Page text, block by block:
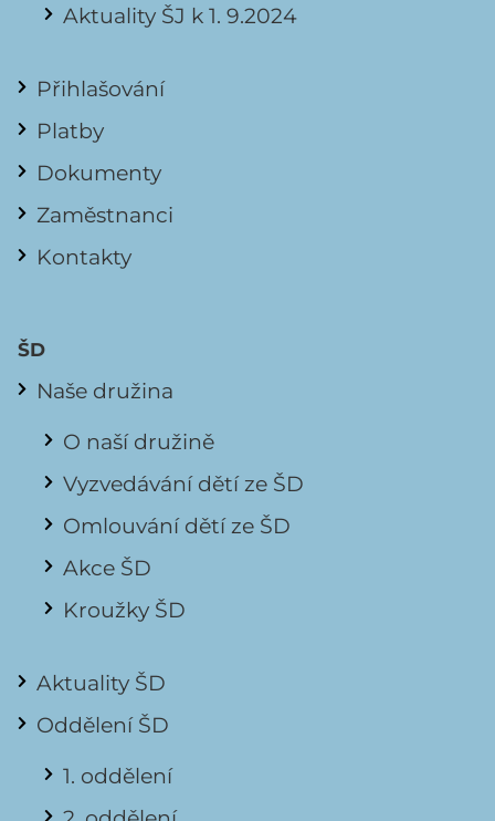
Aktuality ŠJ k 1. 9.2024
Přihlašování
Platby
Dokumenty
Zaměstnanci
Kontakty
ŠD
Naše družina
O naší družině
Vyzvedávání dětí ze ŠD
Omlouvání dětí ze ŠD
Akce ŠD
Kroužky ŠD
Aktuality ŠD
Oddělení ŠD
1. oddělení